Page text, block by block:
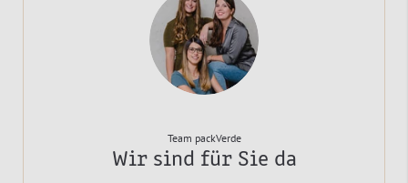
Team packVerde
Wir sind für Sie da